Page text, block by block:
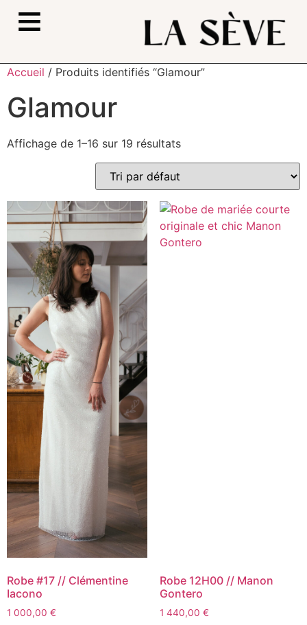
≡
Accueil / Produits identifiés “Glamour”
Glamour
Affichage de 1–16 sur 19 résultats
Robe #17 // Clémentine
Iacono
1 000,00 €
Robe 12H00 // Manon
Gontero
1 440,00 €